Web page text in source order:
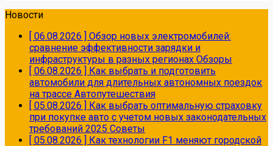
Новости
[ 06.08.2026 ] Обзор новых электромобилей:
сравнение эффективности зарядки и
инфраструктуры в разных регионах Обзоры
[ 06.08.2026 ] Как выбрать и подготовить
автомобили для длительных автономных поездок
на трассе Автопутешествия
[ 05.08.2026 ] Как выбрать оптимальную страховку
при покупке авто с учетом новых законодательных
требований 2025 Советы
[ 05.08.2026 ] Как технологии F1 меняют городской